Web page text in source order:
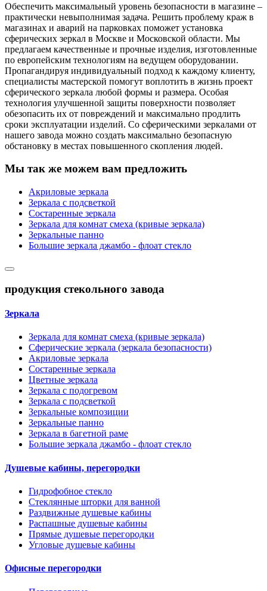
Обеспечить максимальный уровень безопасности в магазине –
практически невыполнимая задача. Решить проблему краж в
магазинах и аварий на парковках поможет установка
сферических зеркал в Москве и Московской области. Мы
предлагаем качественные и прочные изделия, изготовленные
по европейским технологиям на ведущем оборудовании.
Пропагандируя индивидуальный подход к каждому клиенту,
специалисты мастерской помогут воплотить в жизнь проект
сферического зеркала любой формы и размера. Особая
технология улучшенной защиты поверхности позволяет
обезопасить их от повреждений и максимально продлить
сроки эксплуатации изделий. Со сферическими зеркалами от
нашего завода можно создать максимально безопасную
обстановку в местах повышенного скопления людей.
Мы так же можем вам предложить
Акриловые зеркала
Зеркала с подсветкой
Состаренные зеркала
Зеркала для комнат смеха (кривые зеркала)
Зеркальные панно
Большие зеркала джамбо - флоат стекло
продукция стекольного завода
Зеркала
Зеркала для комнат смеха (кривые зеркала)
Сферические зеркала (зеркала безопасности)
Акриловые зеркала
Состаренные зеркала
Цветные зеркала
Зеркала с подогревом
Зеркала с подсветкой
Зеркальные композиции
Зеркальные панно
Зеркала в багетной раме
Большие зеркала джамбо - флоат стекло
Душевые кабины, перегородки
Гидрофобное стекло
Стеклянные шторки для ванной
Раздвижные душевые кабины
Распашные душевые кабины
Прямые душевые перегородки
Угловые душевые кабины
Офисные перегородки